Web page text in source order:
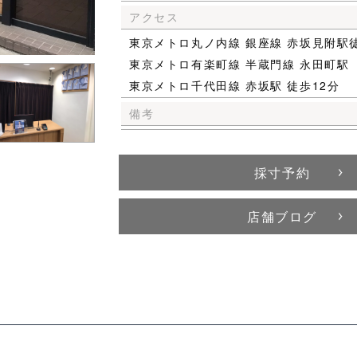
アクセス
東京メトロ丸ノ内線 銀座線 赤坂見附駅
東京メトロ有楽町線 半蔵門線 永田町駅
東京メトロ千代田線 赤坂駅 徒歩12分
備考
採寸予約
店舗ブログ